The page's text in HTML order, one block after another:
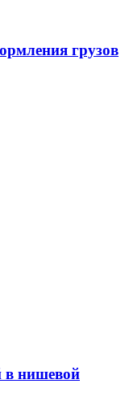
грузов
в нишевой